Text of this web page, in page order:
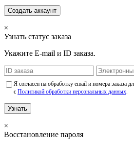
Создать аккаунт
×
Узнать статус заказа
Укажите E-mail и ID заказа.
Я согласен на обработку email и номера заказа
с Политикой обработки персональных данных.
Узнать
×
Восстановление пароля